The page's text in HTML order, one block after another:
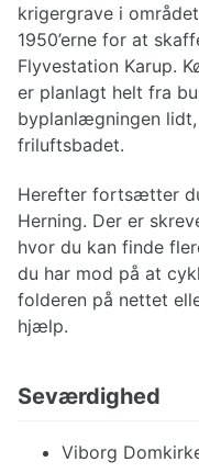
krigergrave i
1950’erne for at
Flyvestation Karup.
er planlagt helt fra
byplanlægningen
friluftsbadet.
Herefter fortsætter
Herning. Der er
hvor du kan finde
du har mod på at
folderen på nettet
hjælp.
Seværdighed
Viborg